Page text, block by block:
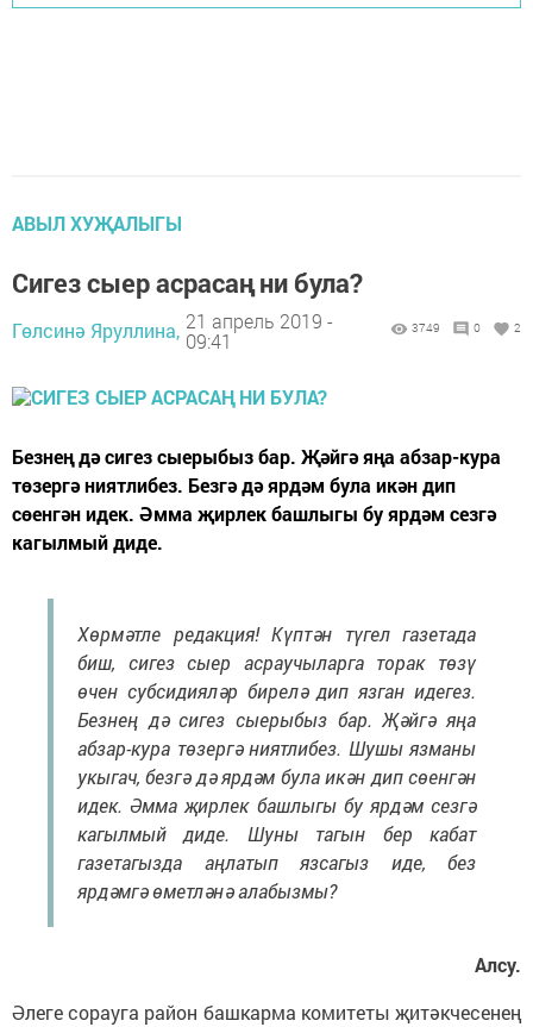
АВЫЛ ХУҖАЛЫГЫ
Сигез сыер асрасаң ни була?
Гөлсинә Яруллина, 21 апрель 2019 -
09:41
3749 0 2
Безнең дә сигез сыерыбыз бар. Җәйгә яңа абзар-кура
төзергә ниятлибез. Безгә дә ярдәм була икән дип
сөенгән идек. Әмма җирлек башлыгы бу ярдәм сезгә
кагылмый диде.
Хөрмәтле редакция! Күптән түгел газетада
биш, сигез сыер асраучыларга торак төзү
өчен субсидияләр бирелә дип язган идегез.
Безнең дә сигез сыерыбыз бар. Җәйгә яңа
абзар-кура төзергә ниятлибез. Шушы язманы
укыгач, безгә дә ярдәм була икән дип сөенгән
идек. Әмма җирлек башлыгы бу ярдәм сезгә
кагылмый диде. Шуны тагын бер кабат
газетагызда аңлатып язсагыз иде, без
ярдәмгә өметләнә алабызмы?
Алсу.
Әлеге сорауга район башкарма комитеты җитәкчесенең